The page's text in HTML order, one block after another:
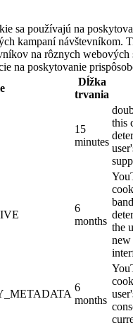
sa používajú na
kampaní návštevníkom.
na rôznych webových
na poskytovanie
Dĺžka
trvania
15
minutes
this
6
months
the
new
6
months